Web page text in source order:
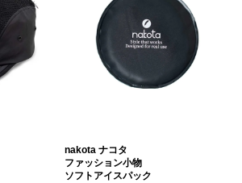
nakota ナコタ
ファッション小物
ソフトアイスパック